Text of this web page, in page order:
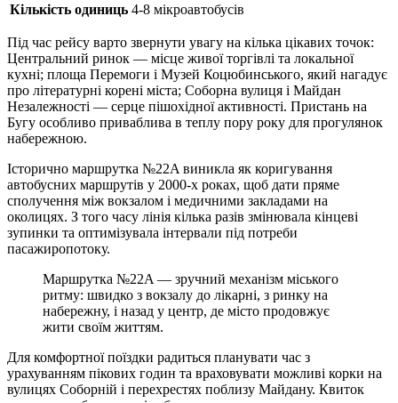
Кількість одиниць 4-8 мікроавтобусів
Під час рейсу варто звернути увагу на кілька цікавих точок:
Центральний ринок — місце живої торгівлі та локальної
кухні; площа Перемоги і Музей Коцюбинського, який нагадує
про літературні корені міста; Соборна вулиця і Майдан
Незалежності — серце пішохідної активності. Пристань на
Бугу особливо приваблива в теплу пору року для прогулянок
набережною.
Історично маршрутка №22A виникла як коригування
автобусних маршрутів у 2000-х роках, щоб дати пряме
сполучення між вокзалом і медичними закладами на
околицях. З того часу лінія кілька разів змінювала кінцеві
зупинки та оптимізувала інтервали під потреби
пасажиропотоку.
Маршрутка №22A — зручний механізм міського
ритму: швидко з вокзалу до лікарні, з ринку на
набережну, і назад у центр, де місто продовжує
жити своїм життям.
Для комфортної поїздки радиться планувати час з
урахуванням пікових годин та враховувати можливі корки на
вулицях Соборній і перехрестях поблизу Майдану. Квиток